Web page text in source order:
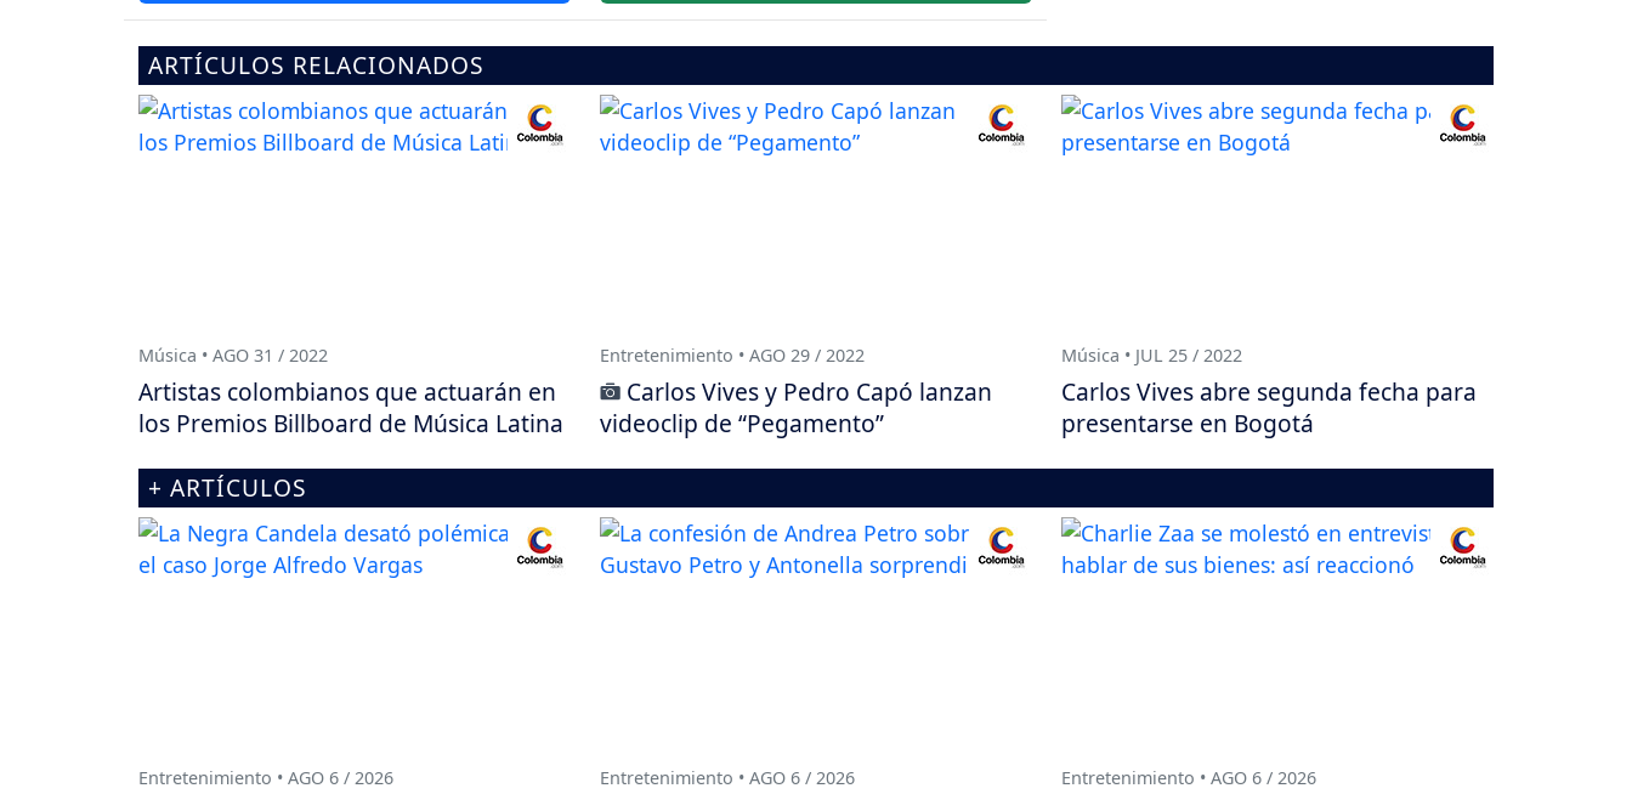
ARTÍCULOS RELACIONADOS
Música • AGO 31 / 2022
Artistas colombianos que actuarán en
los Premios Billboard de Música Latina
Entretenimiento • AGO 29 / 2022
Carlos Vives y Pedro Capó lanzan
videoclip de “Pegamento”
Música • JUL 25 / 2022
Carlos Vives abre segunda fecha para
presentarse en Bogotá
+ ARTÍCULOS
Entretenimiento • AGO 6 / 2026 Entretenimiento • AGO 6 / 2026 Entretenimiento • AGO 6 / 2026